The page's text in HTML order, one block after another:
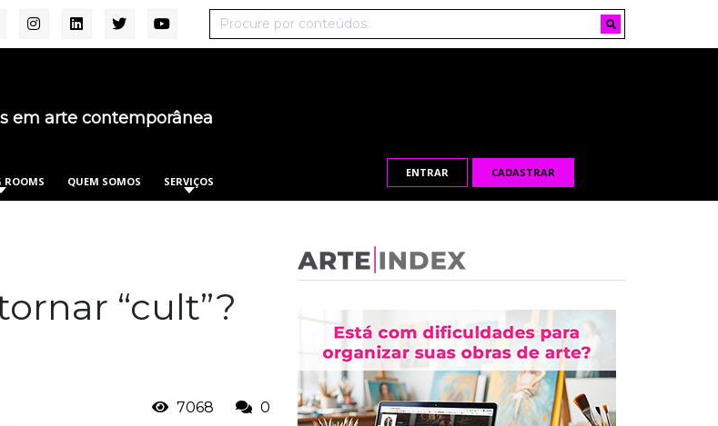
em arte contemporânea
ROOMS QUEM SOMOS SERVIÇOS
ENTRAR CADASTRAR
“cult”?
7068 0